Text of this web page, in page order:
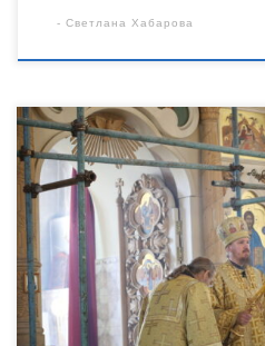
- Светлана Хабарова
14 июля в Неделю 3-ю по
и Кирсановский Игнатий
в Христорождественском
Уварово. Его Преосвященству
Живоначальной Троицы в
протоиерей Игорь Неродюк и
Христорождественского
Питирим (Сухов), священник